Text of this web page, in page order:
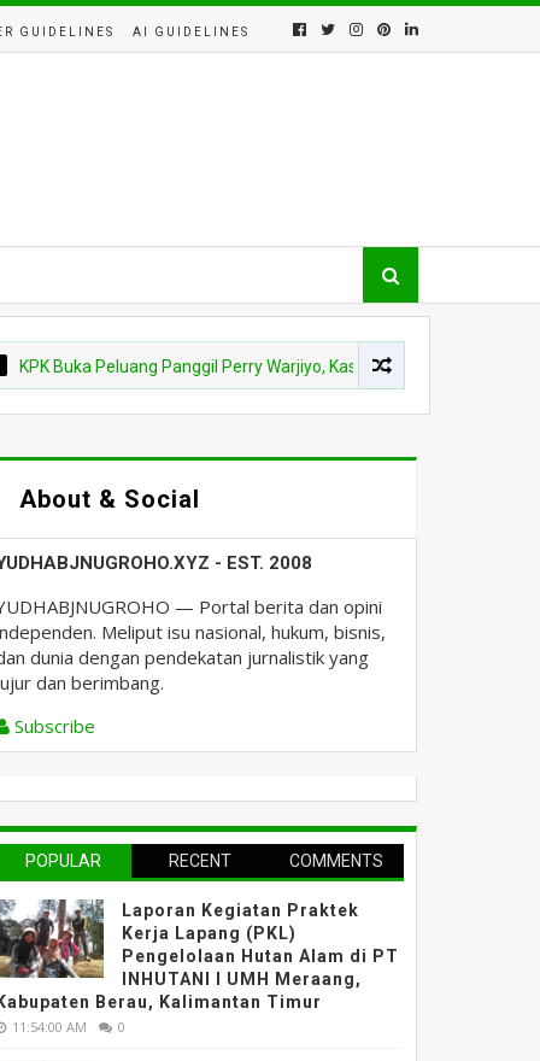
GUIDELINES AI GUIDELINES
Peluang Panggil Perry Warjiyo, Kasus CSR BI-OJK Kembali Disorot
About & Social
- EST. 2008
— Portal berita dan opini
Meliput isu nasional, hukum, bisnis,
dunia dengan pendekatan jurnalistik yang
dan berimbang.
Subscribe
POPULAR RECENT COMMENTS
Laporan Kegiatan Praktek
Kerja Lapang (PKL)
Pengelolaan Hutan Alam di PT
INHUTANI I UMH Meraang,
Kabupaten Berau, Kalimantan Timur
11:54:00 AM 0